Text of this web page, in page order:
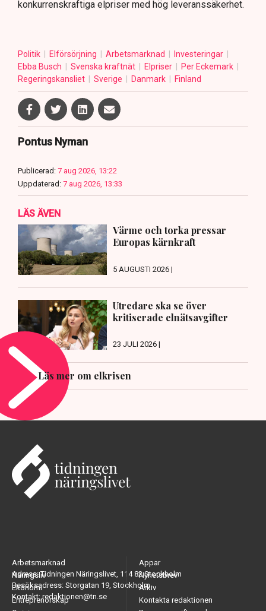
konkurrenskraftiga elpriser med hög leveranssäkerhet.
Politik Elförsörjning Arbetsmarknad
Investeringar
Ebba Busch
Svenska kraftnät Elpriser
Per Eckemark
Regeringskansliet
Sverige Danmark Finland
Pontus Nyman
Publicerad: 7 aug 2026, 13:22
Uppdaterad: 7 aug 2026, 13:33
LÄS ÄVEN
Värme och torka pressar
Europas kärnkraft
5 AUGUSTI 2026 |
Utredare ska se över
kritiserade elnätsavgifter
23 JULI 2026 |
Läs mer om elkrisen
Adress: Tidningen Näringslivet, 114 82 Stockholm
Besöksadress: Storgatan 19, Stockholm
Kontakt: redaktionen@tn.se
Arbetsmarknad
Näringsliv
Ekonomi
Entreprenörskap
Appar
Nyhetsbrev
Arkiv
Kontakta redaktionen